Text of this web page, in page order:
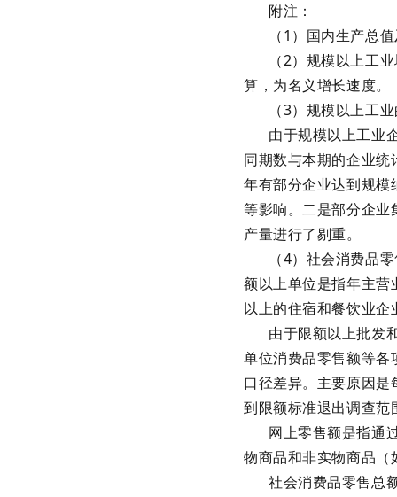
附注：
（1）国内生产总
（2）规模以上工
算，为名义增长速度。
（3）规模以上工
由于规模以上工业
同期数与本期的企业
年有部分企业达到规
等影响。二是部分企
产量进行了剔重。
（4）社会消费品
额以上单位是指年主
以上的住宿和餐饮业企
由于限额以上批发
单位消费品零售额等
口径差异。主要原因
到限额标准退出调查
网上零售额是指通
物商品和非实物商品
社会消费品零售总